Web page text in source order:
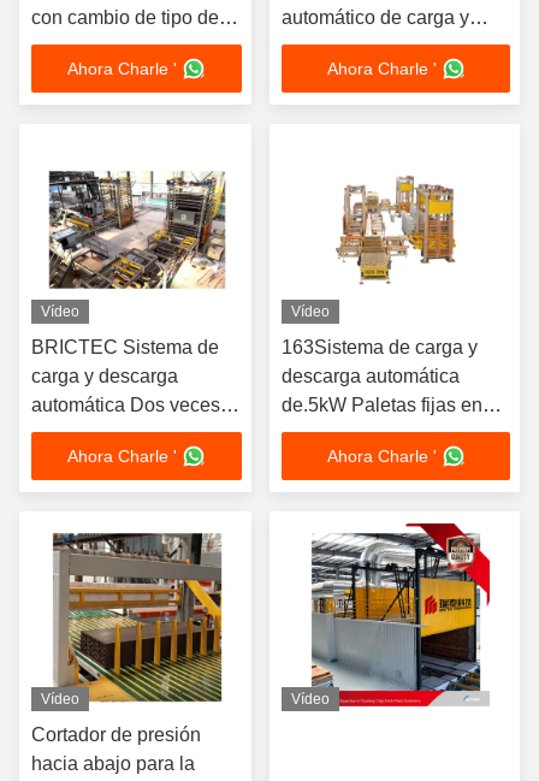
con cambio de tipo de
ladrillo con un solo
toque y embalaje
automático de varios
de manera eficiente
Ahora Charle '
automático de carga y
descarga Embalaje de
ladrilloAhora Charle '
Vídeo
BRICTEC Sistema de
carga y descarga
automática Dos veces el
proceso de ajuste con el
coche del dedo
Ahora Charle '
Vídeo
163Sistema de carga y
descarga automática
de.5kW Paletas fijas en
coche seco
Ahora Charle '
Vídeo
Cortador de presión
hacia abajo para la
Vídeo